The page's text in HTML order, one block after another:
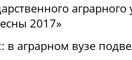
2017»
в аграрном вузе